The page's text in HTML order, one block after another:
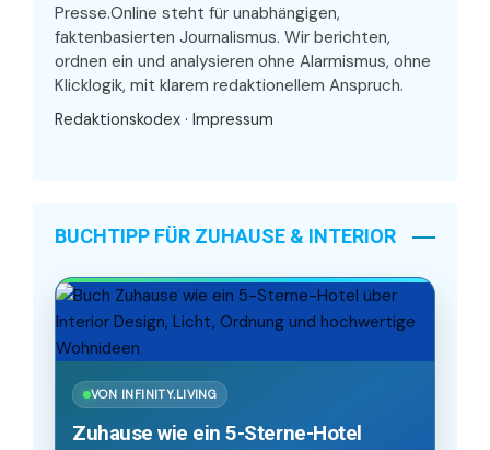
Presse.Online steht für unabhängigen,
faktenbasierten Journalismus. Wir berichten,
ordnen ein und analysieren ohne Alarmismus, ohne
Klicklogik, mit klarem redaktionellem Anspruch.
Redaktionskodex · Impressum
BUCHTIPP FÜR ZUHAUSE & INTERIOR
VON INFINITY.LIVING
Zuhause wie ein 5-Sterne-Hotel